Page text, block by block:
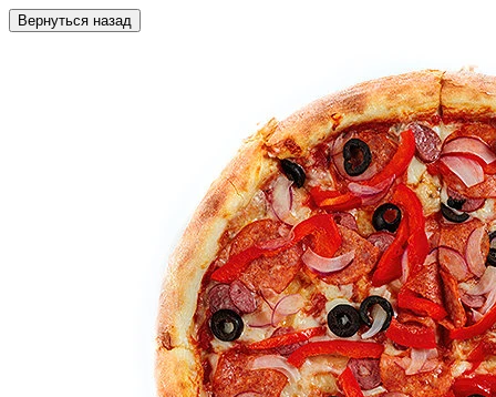
Вернуться назад